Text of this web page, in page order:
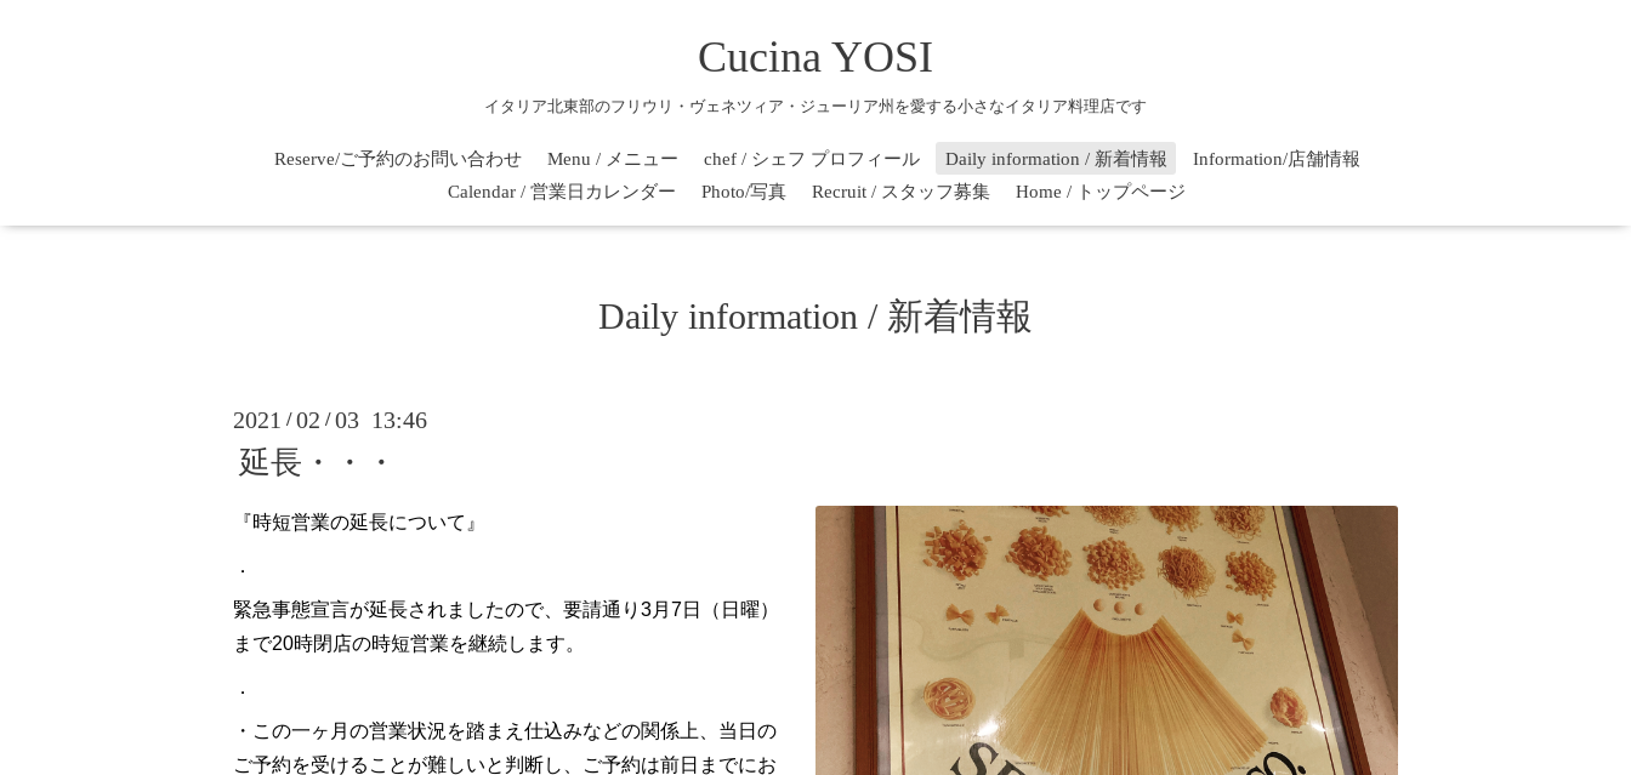
Cucina YOSI
イタリア北東部のフリウリ・ヴェネツィア・ジューリア州を愛する小さなイタリア料理店です
Reserve/ご予約のお問い合わせ Menu / メニュー chef / シェフ プロフィール Daily information / 新着情報
Information/店舗情報
Calendar / 営業日カレンダー
Photo/写真 Recruit / スタッフ募集 Home / トップページ
Daily information / 新着情報
2021 /02 /03 13:46
延長・・・
『時短営業の延長について』
．
緊急事態宣言が延長されましたので、要請通り 3月 7日（日曜）
まで20時閉店の時短営業を継続します。
．
・この一ヶ月の営業状況を踏まえ仕込みなどの関係上、当日の
ご予約を受けることが難しいと判断し、ご予約は前日までにお